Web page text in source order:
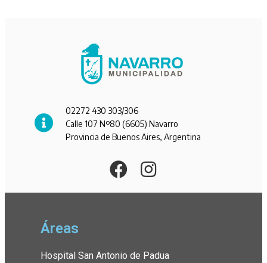
02272 430 303/306
Calle 107 Nº80 (6605) Navarro
Provincia de Buenos Aires, Argentina
Áreas
Hospital San Antonio de Padua